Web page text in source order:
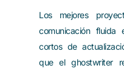
Los mejores
comunicación fluida
cortos de
que el ghostwriter